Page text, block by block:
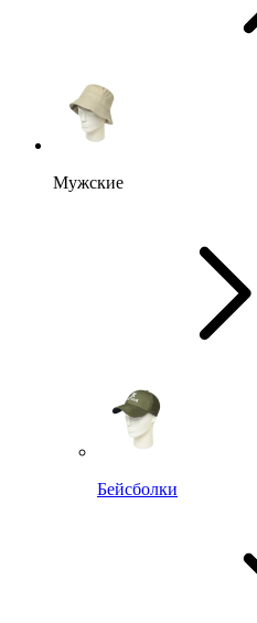
Мужские
Бейсболки